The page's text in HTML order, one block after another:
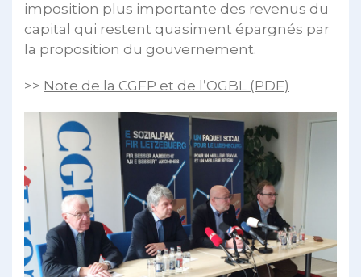
imposition plus importante des revenus du
capital qui restent quasiment épargnés par
la proposition du gouvernement.
>> Note de la CGFP et de l’OGBL (PDF)